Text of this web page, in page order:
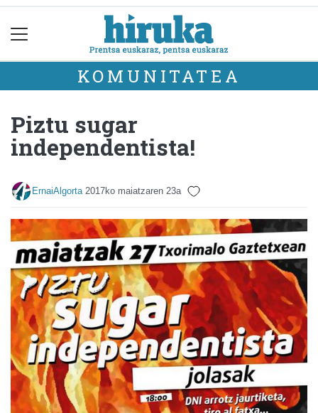
KOMUNITATEA
Piztu sugar
independentista!
ErnaiAlgorta 2017ko maiatzaren 23a